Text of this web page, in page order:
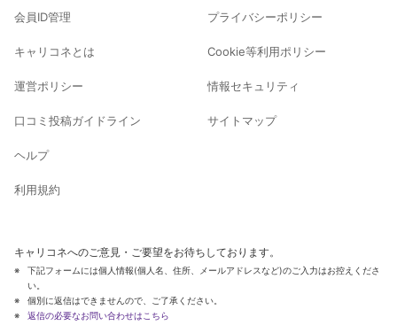
会員ID管理
キャリコネとは
運営ポリシー
口コミ投稿ガイドライン
ヘルプ
利用規約
プライバシーポリシー
Cookie等利用ポリシー
情報セキュリティ
サイトマップ
キャリコネへのご意見・ご要望をお待ちしております。
下記フォームには個人情報(個人名、住所、メールアドレスなど)のご入力はお控えくださ
い。
個別に返信はできませんので、ご了承ください。
返信の必要なお問い合わせはこちら